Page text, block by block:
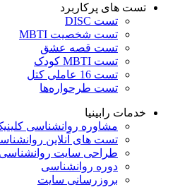
تست های پرکاربرد
تست DISC
تست شخصیت MBTI
تست قصه عشق
تست MBTI کودک
تست 16 عاملی کتل
تست طرحواره‌ها
خدمات رابینیا
مشاوره روانشناسی
تست های آنلاین
طراحی سایت روانشناسی
دوره روانشناسی
بروزرسانی سایت